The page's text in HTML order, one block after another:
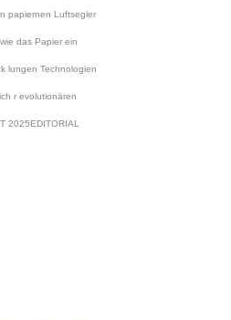
papiernen Luftsegler
das Papier ein
lungen Technologien
r evolutionären
2025EDITORIAL